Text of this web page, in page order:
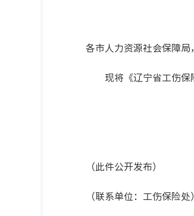
各市人力资源社会保障局
现将《辽宁省工伤保
（此件公开发布）
（联系单位：工伤保险处）